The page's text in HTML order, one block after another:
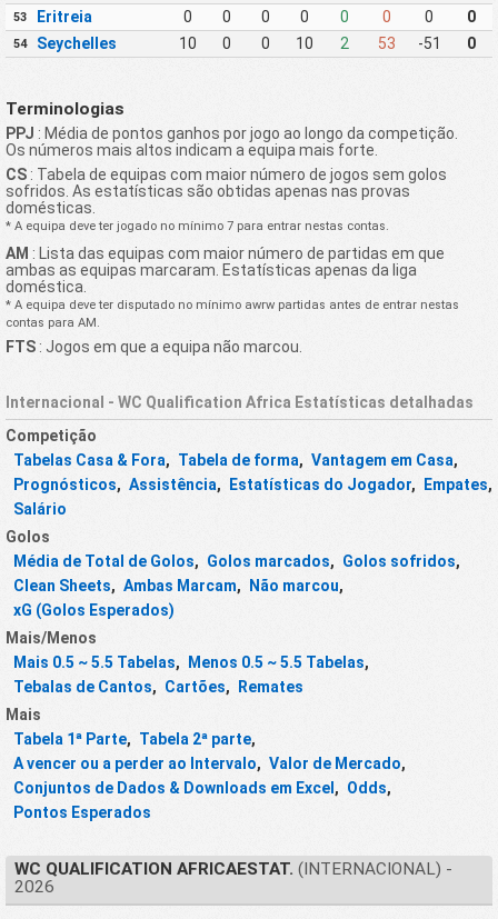
53 Eritreia 0 0 0 0 0 0 0 0
54 Seychelles 10 0 0 10 2 53 -51 0
Terminologias
PPJ : Média de pontos ganhos por jogo ao longo da competição.
Os números mais altos indicam a equipa mais forte.
CS : Tabela de equipas com maior número de jogos sem golos
sofridos. As estatísticas são obtidas apenas nas provas
domésticas.
* A equipa deve ter jogado no mínimo 7 para entrar nestas contas.
AM : Lista das equipas com maior número de partidas em que
ambas as equipas marcaram. Estatísticas apenas da liga
doméstica.
* A equipa deve ter disputado no mínimo awrw partidas antes de entrar nestas
contas para AM.
FTS: Jogos em que a equipa não marcou.
Internacional - WC Qualification Africa Estatísticas detalhadas
Competição
Tabelas Casa & Fora, Tabela de forma, Vantagem em Casa,
Prognósticos, Assistência, Estatísticas do Jogador, Empates,
Salário
Golos
Média de Total de Golos, Golos marcados, Golos sofridos,
Clean Sheets, Ambas Marcam, Não marcou,
xG (Golos Esperados)
Mais/Menos
Mais 0.5 ~ 5.5 Tabelas, Menos 0.5 ~ 5.5 Tabelas,
Tebalas de Cantos, Cartões,
Remates
Mais
Tabela 1ª Parte, Tabela 2ª parte,
A vencer ou a perder ao Intervalo, Valor de Mercado,
Conjuntos de Dados & Downloads em Excel , Odds,
Pontos Esperados
WC QUALIFICATION AFRICAESTAT. (INTERNACIONAL) -
2026